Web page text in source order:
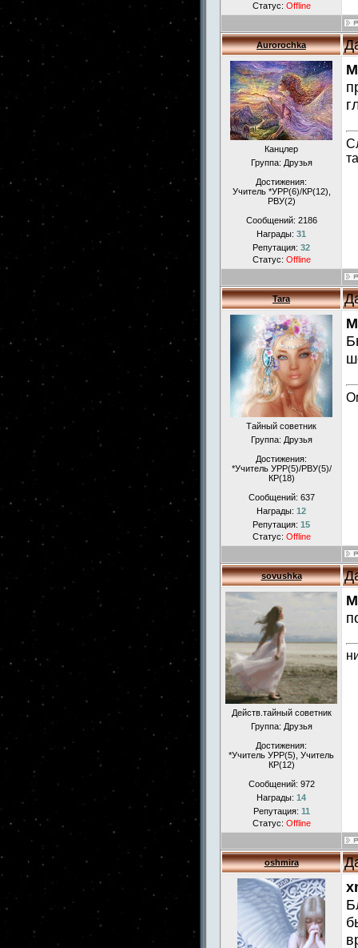
Статус: Offline
Aurorochka
Канцлер
Группа: Друзья
Достижения:
Учитель *УРР(6)/КР(12),
РВУ(2)
Сообщений: 2186
Награды: 31
Репутация: 32
Статус: Offline
Tara
Тайный советник
Группа: Друзья
Достижения:
*Учитель УРР(5)/РВУ(5)/
КР(18)
Сообщений: 637
Награды: 12
Репутация: 15
Статус: Offline
sovushka
Действ.тайный советник
Группа: Друзья
Достижения:
*Учитель УРР(5), Учитель
КР(12)
Сообщений: 972
Награды: 14
Репутация: 11
Статус: Offline
oshmira